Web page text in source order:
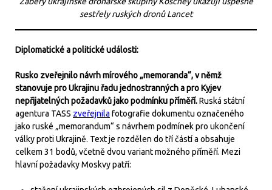
sestřely ruských dronů Lancet
Diplomatické a politické události:
Rusko zveřejnilo návrh mírového „memoranda“, v němž
stanovuje pro Ukrajinu řadu jednostranných a pro Kyjev
nepřijatelných požadavků jako podmínku příměří.Ruská státní
agentura TASS zveřejnila fotografie dokumentu označeného
jako ruské „memorandum“ s návrhem podmínek pro ukončení
války proti Ukrajině. Text je rozdělen do tří částí a obsahuje
celkem 31 bodů, včetně dvou variant možného příměří. Mezi
hlavní požadavky Moskvy patří: